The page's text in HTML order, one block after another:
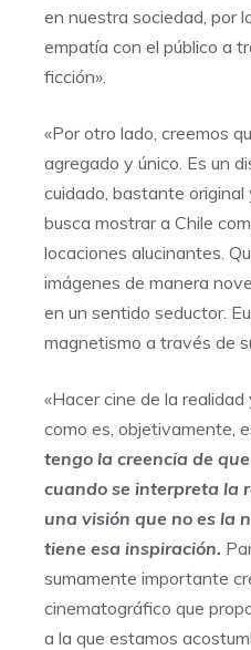
en nuestra sociedad, por
empatía con el público a
ficción».
«Por otro lado, creemos
agregado y único. Es un
cuidado, bastante
busca mostrar a Chile
locaciones alucinantes.
imágenes de manera
en un sentido seductor.
magnetismo a través de
«Hacer cine de la
como es, objetivamente,
tengo la creencia de
cuando se interpreta la
una visión que no es la
tiene esa inspiración.
sumamente importante
cinematográfico que
a la que estamos